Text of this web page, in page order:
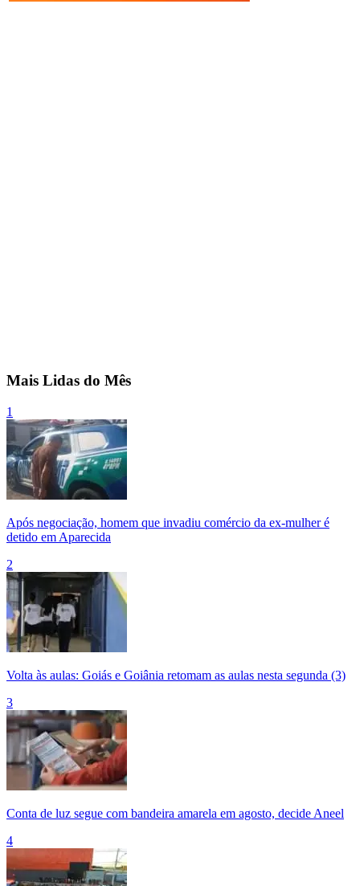
Mais Lidas do Mês
1
Após negociação, homem que invadiu comércio da ex-mulher é
detido em Aparecida
2
Volta às aulas: Goiás e Goiânia retomam as aulas nesta segunda (3)
3
Conta de luz segue com bandeira amarela em agosto, decide Aneel
4